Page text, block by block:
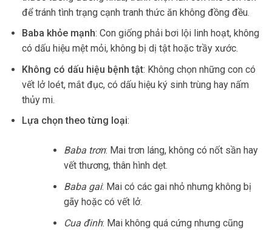
để tránh tình trạng cạnh tranh thức ăn không đồng đều.
Baba khỏe mạnh: Con giống phải bơi lội linh hoạt, không
có dấu hiệu mệt mỏi, không bị dị tật hoặc trầy xước.
Không có dấu hiệu bệnh tật: Không chọn những con có
vết lở loét, mắt đục, có dấu hiệu ký sinh trùng hay nấm
thủy mi.
Lựa chọn theo từng loại:
Baba trơn: Mai trơn láng, không có nốt sần hay
vết thương, thân hình dẹt.
Baba gai: Mai có các gai nhỏ nhưng không bị
gãy hoặc có vết lở.
Cua đinh: Mai không quá cứng nhưng cũng